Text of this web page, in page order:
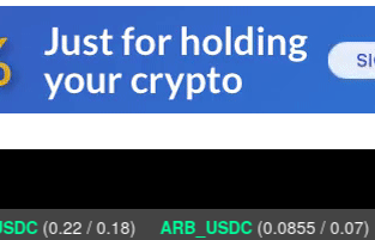
(0.22 / 0.18) ARB_USDC(0.0855 / 0.07)